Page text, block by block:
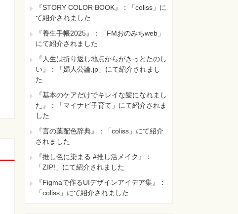
『STORY COLOR BOOK』：「coliss」に
て紹介されました
『養生手帳2025』：「FMおのみちweb」
にて紹介されました
『人生は折り返し地点からがきっとたのし
い』：「婦人公論.jp」にて紹介されまし
た
『基本のケアだけでキレイな髪になれまし
た』：「マイナビ子育て」にて紹介されま
した
『言の葉配色辞典』：「coliss」にて紹介
されました
『推し色に染まる #推し活メイク』：
「ZIP!」にて紹介されました
『Figmaで作るUIデザインアイデア集』：
「coliss」にて紹介されました